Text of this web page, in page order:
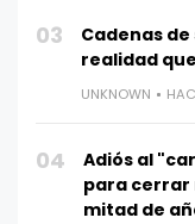
03
Cadenas
realidad
UNKNOWN
04
Adiós al
para cerrar
mitad de